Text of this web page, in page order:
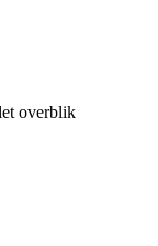
overblik